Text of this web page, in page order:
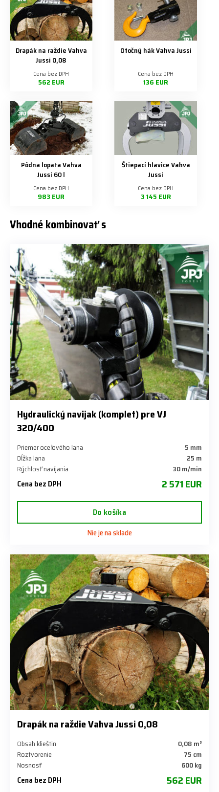
Drapák na raždie Vahva
Jussi 0,08
Cena bez DPH
562 EUR
Otočný hák Vahva Jussi
Cena bez DPH
136 EUR
Pôdna lopata Vahva
Jussi 60 l
Cena bez DPH
983 EUR
Štiepací hlavice Vahva
Jussi
Cena bez DPH
3 145 EUR
Vhodné kombinovať s
Hydraulický navijak (komplet) pre VJ
320/400
Priemer oceľového lana
5 mm
Dĺžka lana
25 m
Rýchlosť navíjania
30 m/min
Cena bez DPH 2 571 EUR
Do košíka
Nie je na sklade
Drapák na raždie Vahva Jussi 0,08
Obsah klieštin
0,08 m²
Roztvorenie
75 cm
Nosnosť
600 kg
Cena bez DPH 562 EUR